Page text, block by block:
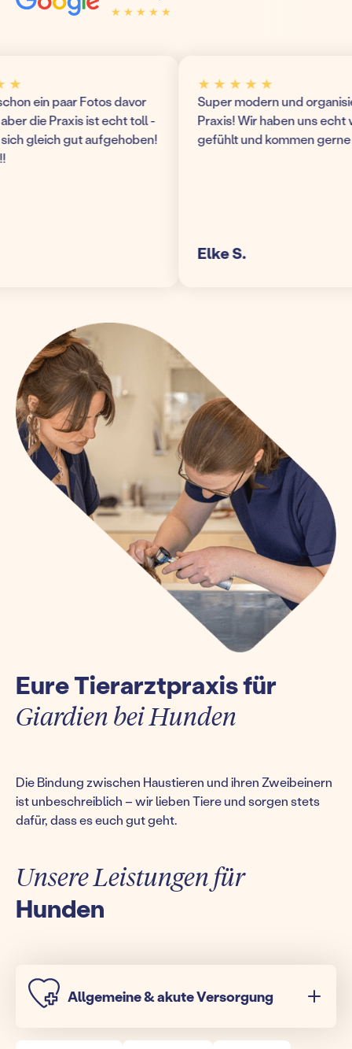
★ ★ ★ ★ ★
★ ★ ★ ★ ★
ein paar Fotos davor
die Praxis ist echt toll -
gleich gut aufgehoben!
★ ★ ★ ★ ★
Super modern und organisierte
Praxis! Wir haben uns echt
gefühlt und kommen gerne
Elke S.
Eure Tierarztpraxis für
Giardien bei Hunden
Die Bindung zwischen Haustieren und ihren Zweibeinern
ist unbeschreiblich – wir lieben Tiere und sorgen stets
dafür, dass es euch gut geht.
Unsere Leistungen für
Hunden
Allgemeine & akute Versorgung